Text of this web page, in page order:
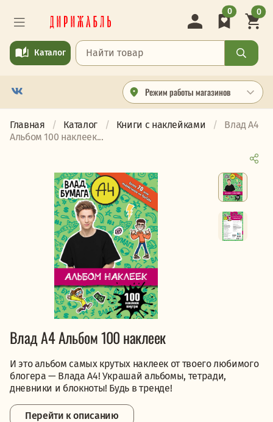
Режим работы магазинов
Каталог
0 0
Главная Каталог Книги с наклейками
Влад А4
Альбом 100 наклеек...
Влад А4 Альбом 100 наклеек
И это альбом самых крутых наклеек от твоего любимого
блогера — Влада А4! Украшай альбомы, тетради,
дневники и блокноты! Будь в тренде!
Перейти к описанию